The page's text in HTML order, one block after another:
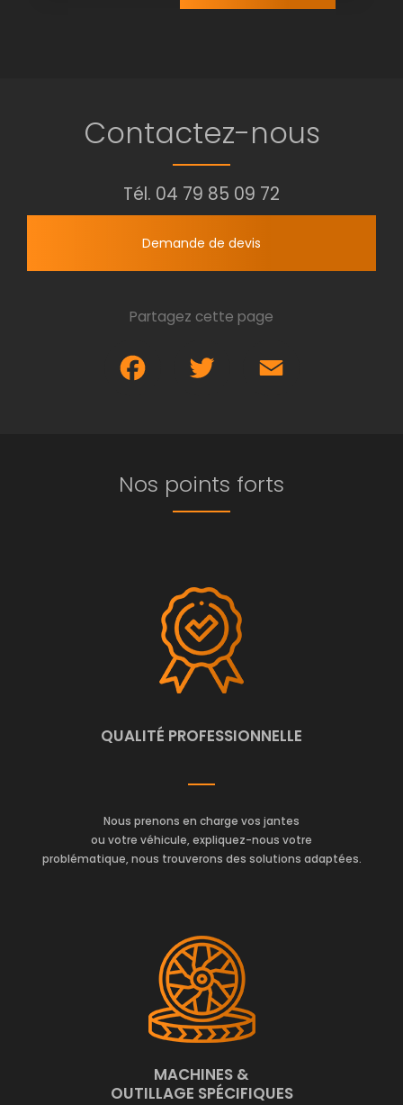
Contactez-nous
Tél. 04 79 85 09 72
Demande de devis
Partagez cette page
Nos points forts
QUALITÉ PROFESSIONNELLE
Nous prenons en charge vos jantes
ou votre véhicule, expliquez-nous votre
problématique, nous trouverons des solutions adaptées.
MACHINES &
OUTILLAGE SPÉCIFIQUES